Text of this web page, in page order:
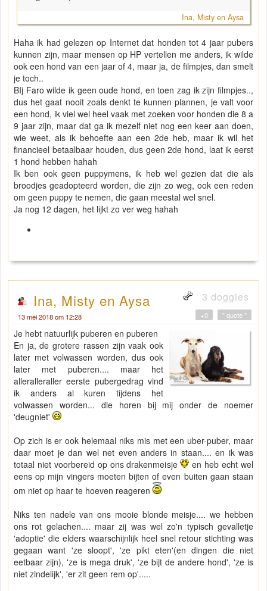
Ina, Misty en Aysa
Haha ik had gelezen op Internet dat honden tot 4 jaar pubers
kunnen zijn, maar mensen op HP vertellen me anders, ik wilde
ook een hond van een jaar of 4, maar ja, de filmpjes, dan smelt
je toch..
BIj Faro wilde ik geen oude hond, en toen zag ik zijn filmpjes..,
dus het gaat nooit zoals denkt te kunnen plannen, je valt voor
een hond, ik viel wel heel vaak met zoeken voor honden die 8 a
9 jaar zijn, maar dat ga ik mezelf niet nog een keer aan doen,
wie weet, als ik behoefte aan een 2de heb, maar ik wil het
financieel betaalbaar houden, dus geen 2de hond, laat ik eerst
1 hond hebben hahah
Ik ben ook geen puppymens, ik heb wel gezien dat die als
broodjes geadopteerd worden, die zijn zo weg, ook een reden
om geen puppy te nemen, die gaan meestal wel snel.
Ja nog 12 dagen, het lijkt zo ver weg hahah
Ina, Misty en Aysa 3 doggies
13 mei 2018 om 12:28 " quote "
+0
Je hebt natuurlijk puberen en puberen
En ja, de grotere rassen zijn vaak ook
later met volwassen worden, dus ook
later met puberen.... maar het
alleralleraller eerste pubergedrag vind
ik anders al kuren tijdens het
volwassen worden... die horen bij mij onder de noemer
'deugniet'
Op zich is er ook helemaal niks mis met een uber-puber, maar
daar moet je dan wel net even anders in staan.... en ik was
totaal niet voorbereid op ons drakenmeisje
en heb echt wel
eens op mijn vingers moeten bijten of even buiten gaan staan
om niet op haar te hoeven reageren
Niks ten nadele van ons mooie blonde meisje.... we hebben
ons rot gelachen.... maar zij was wel zo'n typisch gevalletje
'adoptie' die elders waarschijnlijk heel snel retour stichting was
gegaan want 'ze sloopt', 'ze pikt eten'(en dingen die niet
eetbaar zijn), 'ze is mega druk', 'ze bijt de andere hond', 'ze is
niet zindelijk', 'er zit geen rem op'.....